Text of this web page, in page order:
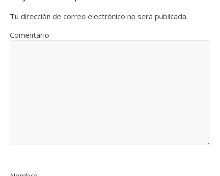
Tu dirección de correo electrónico no será publicada.
Comentario